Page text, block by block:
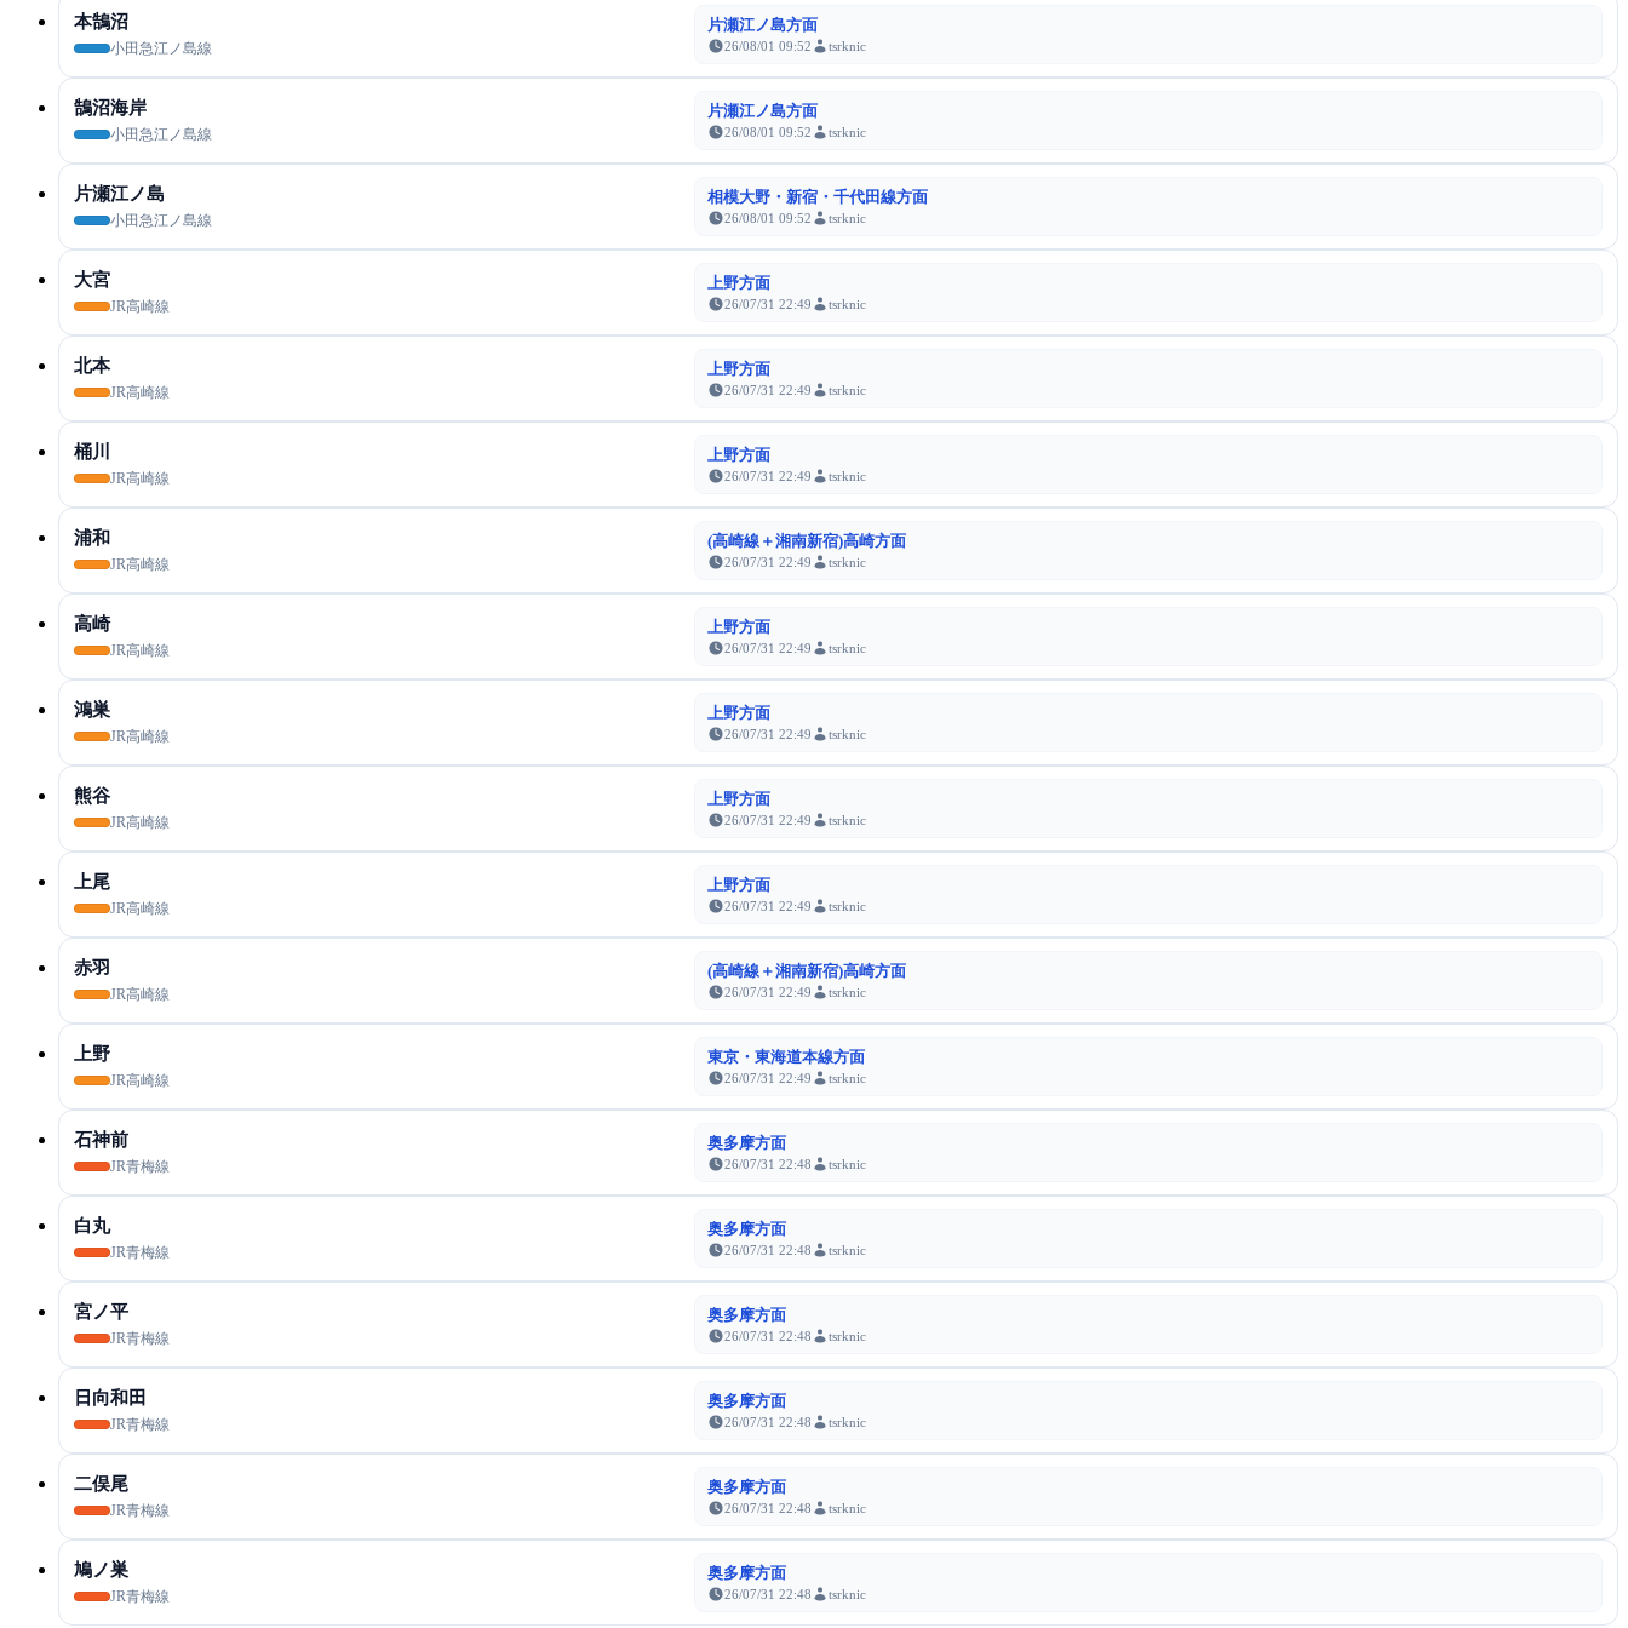
本鵠沼
小田急江ノ島線
片瀬江ノ島方面
26/08/01 09:52 tsrknic
鵠沼海岸
小田急江ノ島線
片瀬江ノ島方面
26/08/01 09:52 tsrknic
片瀬江ノ島
小田急江ノ島線
相模大野・新宿・千代田線方面
26/08/01 09:52 tsrknic
大宮
JR高崎線
上野方面
26/07/31 22:49 tsrknic
北本
JR高崎線
上野方面
26/07/31 22:49 tsrknic
桶川
JR高崎線
上野方面
26/07/31 22:49 tsrknic
浦和
JR高崎線
(高崎線＋湘南新宿)高崎方面
26/07/31 22:49 tsrknic
高崎
JR高崎線
上野方面
26/07/31 22:49 tsrknic
鴻巣
JR高崎線
上野方面
26/07/31 22:49 tsrknic
熊谷
JR高崎線
上野方面
26/07/31 22:49 tsrknic
上尾
JR高崎線
上野方面
26/07/31 22:49 tsrknic
赤羽
JR高崎線
(高崎線＋湘南新宿)高崎方面
26/07/31 22:49 tsrknic
上野
JR高崎線
東京・東海道本線方面
26/07/31 22:49 tsrknic
石神前
JR青梅線
奥多摩方面
26/07/31 22:48 tsrknic
白丸
JR青梅線
奥多摩方面
26/07/31 22:48 tsrknic
宮ノ平
JR青梅線
奥多摩方面
26/07/31 22:48 tsrknic
日向和田
JR青梅線
奥多摩方面
26/07/31 22:48 tsrknic
二俣尾
JR青梅線
奥多摩方面
26/07/31 22:48 tsrknic
鳩ノ巣
JR青梅線
奥多摩方面
26/07/31 22:48 tsrknic